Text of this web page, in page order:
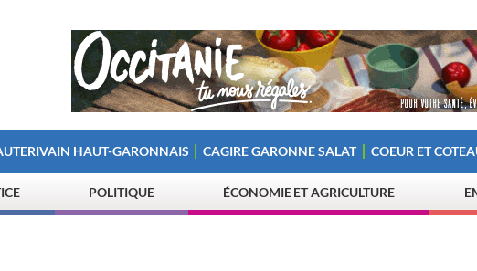
HAUT-GARONNAIS CAGIRE GARONNE SALAT COEUR ET
POLITIQUE ÉCONOMIE ET AGRICULTURE